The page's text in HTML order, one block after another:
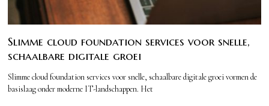
Slimme cloud foundation services voor snelle,
schaalbare digitale groei
Slimme cloud foundation services voor snelle, schaalbare digitale groei vormen de
basislaag onder moderne IT-landschappen. Het